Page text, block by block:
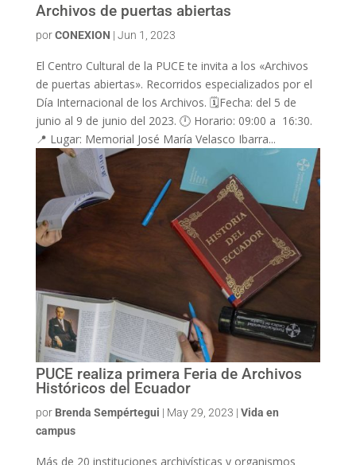
Archivos de puertas abiertas
porCONEXION | Jun 1, 2023
El Centro Cultural de la PUCE te invita a los «Archivos
de puertas abiertas». Recorridos especializados por el
Día Internacional de los Archivos. 🗓️Fecha: del 5 de
junio al 9 de junio del 2023. 🕛 Horario: 09:00 a 16:30.
📍 Lugar: Memorial José María Velasco Ibarra...
PUCE realiza primera Feria de Archivos
Históricos del Ecuador
por Brenda Sempértegui | May 29, 2023 | Vida en
campus
Más de 20 instituciones archivísticas y organismos